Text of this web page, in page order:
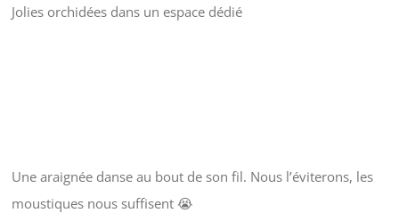
Jolies orchidées dans un espace dédié
Une araignée danse au bout de son fil. Nous l’éviterons, les
moustiques nous suffisent 😭